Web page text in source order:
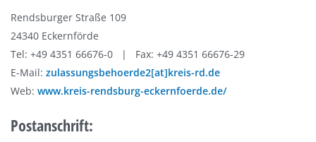
Rendsburger Straße 109
24340 Eckernförde
Tel: +49 4351 66676-0 | Fax: +49 4351 66676-29
E-Mail: zulassungsbehoerde2[at]kreis-rd.de
Web: www.kreis-rendsburg-eckernfoerde.de/
Postanschrift: